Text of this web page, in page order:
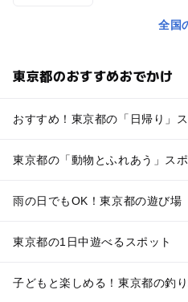
全国
東京都のおすすめおでかけ
おすすめ！東京都の「日帰り」
東京都の「動物とふれあう」ス
雨の日でもOK！東京都の遊び場
東京都の1日中遊べるスポット
子どもと楽しめる！東京都の釣